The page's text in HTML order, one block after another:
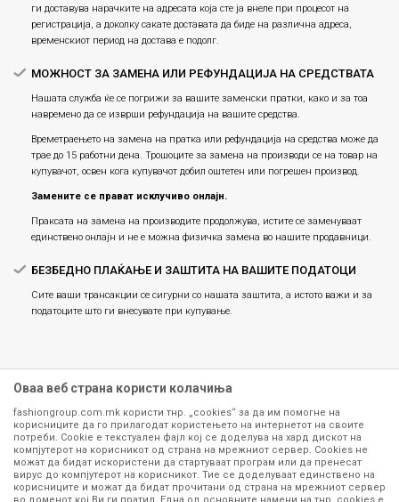
ги доставува нарачките на адресата која сте ја внеле при процесот на
регистрација, а доколку сакате доставата да биде на различна адреса,
временскиот период на достава е подолг.
МОЖНОСТ ЗА ЗАМЕНА ИЛИ РЕФУНДАЦИЈА НА СРЕДСТВАТА
Нашата служба ќе се погрижи за вашите заменски пратки, како и за тоа
навремено да се изврши рефундација на вашите средства.
Времетраењето на замена на пратка или рефундацијa на средства може да
трае до 15 работни дена. Трошоците за замена на производи се на товар на
купувачот, освен кога купувачот добил оштетен или погрешен производ.
Замените се прават исклучиво онлајн.
Праксата на замена на производите продолжува, истите се заменуваат
единствено онлајн и не е можна физичка замена во нашите продавници.
БЕЗБЕДНО ПЛАЌАЊЕ И ЗАШТИТА НА ВАШИТЕ ПОДАТОЦИ
Сите ваши трансакции се сигурни со нашата заштита, а истото важи и за
податоците што ги внесувате при купување.
Сите информации околу производите кои се изложени на нашата
онлајн продавница се стремиме да бидат конкретни, точни и прецизни,
Оваа веб страна користи колачиња
fashiongroup.com.mk користи тнр. „cookies“ за да им помогне на
корисниците да го прилагодат користењето на интернетот на своите
потреби. Cookie е текстуален фајл кој се доделува на хард дискот на
компјутерот на корисникот од страна на мрежниот сервер. Cookies не
можат да бидат искористени да стартуваат програм или да пренесат
вирус до компјутерот на корисникот. Тие се доделуваат единствено на
корисниците и можат да бидат прочитани од страна на мрежниот сервер